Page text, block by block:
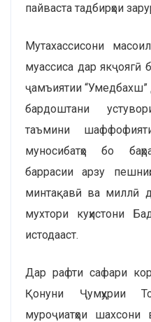
пайваста тадбирҳои
Мутахассисони
муассиса дар якҷоягӣ
ҷамъиятии “Умедбахш”
бардоштани
таъмини
муносибатҳо бо
баррасии арзу
минтақавӣ ва миллӣ
мухтори куҳистони
истодааст.
Дар рафти сафари
Қонуни Ҷумҳурии
муроҷиатҳои шахсони